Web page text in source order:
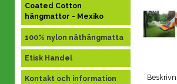
Coated Cotton
hängmattor - Mexiko
100% nylon näthängmatta
Etisk Handel
Kontakt och information